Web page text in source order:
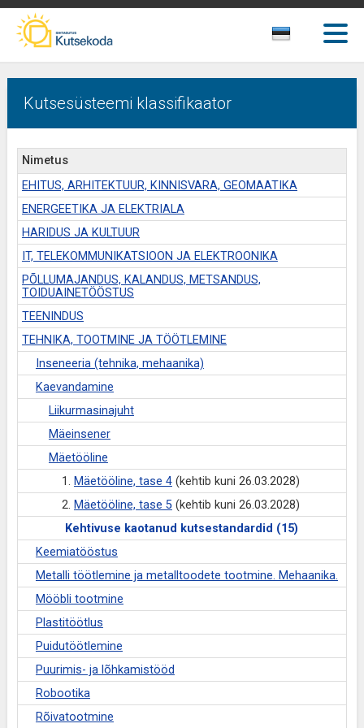
Kutsesüsteemi klassifikaator
Nimetus
EHITUS, ARHITEKTUUR, KINNISVARA, GEOMAATIKA
ENERGEETIKA JA ELEKTRIALA
HARIDUS JA KULTUUR
IT, TELEKOMMUNIKATSIOON JA ELEKTROONIKA
PÕLLUMAJANDUS, KALANDUS, METSANDUS,
TOIDUAINETÖÖSTUS
TEENINDUS
TEHNIKA, TOOTMINE JA TÖÖTLEMINE
Inseneeria (tehnika, mehaanika)
Kaevandamine
Liikurmasinajuht
Mäeinsener
Mäetööline
1. Mäetööline, tase 4(kehtib kuni 26.03.2028)
2. Mäetööline, tase 5(kehtib kuni 26.03.2028)
Kehtivuse kaotanud kutsestandardid (15)
Keemiatööstus
Metalli töötlemine ja metalltoodete tootmine. Mehaanika.
Mööbli tootmine
Plastitöötlus
Puidutöötlemine
Puurimis- ja lõhkamistööd
Robootika
Rõivatootmine